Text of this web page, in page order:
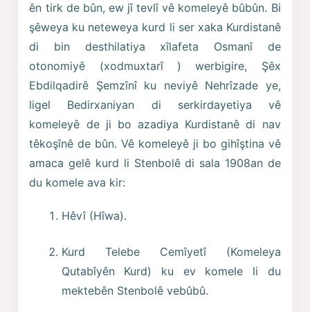
ên tirk de bûn, ew jî tevlî vê komeleyê bûbûn. Bi
şêweya ku neteweya kurd li ser xaka Kurdistanê
di bin desthilatiya xîlafeta Osmanî de
otonomiyê (xodmuxtarî ) werbigire, Şêx
Ebdilqadirê Şemzînî ku neviyê Nehrîzade ye,
ligel Bedirxaniyan di serkirdayetiya vê
komeleyê de ji bo azadiya Kurdistanê di nav
têkoşînê de bûn. Vê komeleyê ji bo gihîştina vê
amaca gelê kurd li Stenbolê di sala 1908an de
du komele ava kir:
Hêvî (Hîwa).
Kurd Telebe Cemîyetî (Komeleya
Qutabîyên Kurd) ku ev komele li du
mektebên Stenbolê vebûbû.